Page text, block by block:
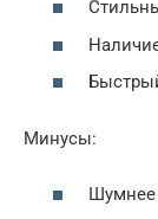
Минусы:
Шумнее